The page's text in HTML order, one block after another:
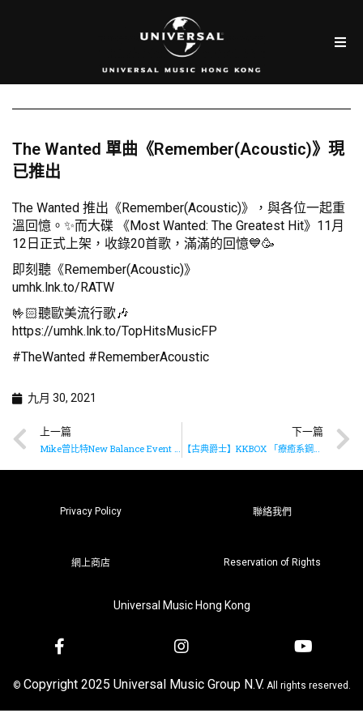
The Wanted 單曲《Remember(Acoustic)》現
已推出
The Wanted 推出《Remember(Acoustic)》，與各位一起重
溫回憶。✨而大碟 《Most Wanted: The Greatest Hit》11月
12日正式上架，收錄20首歌，滿滿的回憶💙🥳
即刻聽《Remember(Acoustic)》
umhk.lnk.to/RATW
🤟🏻聽歐美流行歌🎶
https://umhk.lnk.to/TopHitsMusicFP
#TheWanted #RememberAcoustic
九月 30, 2021
上一篇
Mike曾比特New Balance Event 幕後花絮 拍住葛民輝「鬥木」搞邊科？
下一篇
【古典爵士】KKBOX 「療癒系鋼琴獨奏」歌單 為你搜羅最新療癒鋼琴獨奏
Privacy Policy 聯絡我們
網上商店 Reservation of Rights
Universal Music Hong Kong
© Copyright 2025 Universal Music Group N.V. All rights reserved.